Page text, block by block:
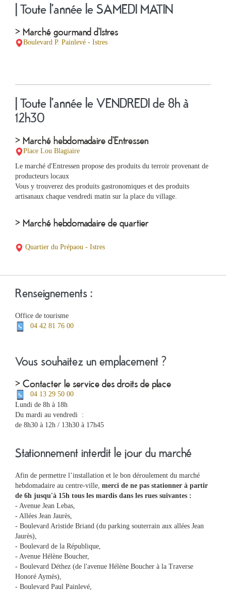
| Toute l'année le SAMEDI MATIN
> Marché gourmand d'Istres
Boulevard P. Painlevé - Istres
| Toute l'année le VENDREDI de 8h à
12h30
> Marché hebdomadaire d'Entressen
Place Lou Blagiaire
Le marché d'Entressen propose des produits du terroir provenant de
producteurs locaux
Vous y trouverez des produits gastronomiques et des produits
artisanaux chaque vendredi matin sur la place du village.
> Marché hebdomadaire de quartier
Quartier du Prépaou - Istres
Renseignements :
Office de tourisme
04 42 81 76 00
Vous souhaitez un emplacement ?
> Contacter le service des droits de place
04 13 29 50 00
Lundi de 8h à 18h
Du mardi au vendredi :
de 8h30 à 12h / 13h30 à 17h45
Stationnement interdit le jour du marché
Afin de permettre l’installation et le bon déroulement du marché
hebdomadaire au centre-ville, merci de ne pas stationner à partir
de 6h jusqu'à 15h tous les mardis dans les rues suivantes :
- Avenue Jean Lebas,
- Allées Jean Jaurès,
- Boulevard Aristide Briand (du parking souterrain aux allées Jean
Jaurès),
- Boulevard de la République,
- Avenue Hélène Boucher,
- Boulevard Déthez (de l'avenue Hélène Boucher à la Traverse
Honoré Aymès),
- Boulevard Paul Painlevé,